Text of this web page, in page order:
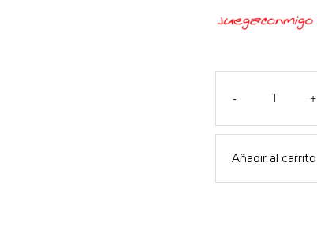
-
mini
+
Añadir al carrito